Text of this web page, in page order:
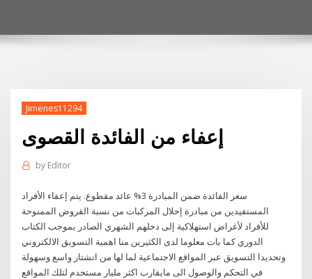
Jimenes11294
إعفاء من الفائدة القصوى
by Editor
سعر الفائدة ضمن المبادرة 3% عائد مقطوع. يتم إعفاء الأفراد
المستفيدين من مبادرة إحلال المركبات من نسبة القروض الممنوحة
للأفراد لأغراض استهلاكية إلى دخلهم الشهري الصادر بموجب الكتاب
الدوري كما بات معلوما لدى الكثيرين منا اهمية التسويق الالكتروني
وتحديدا التسويق عبر المواقع الاجتماعية لما لها من انشتار واسع وسهولة
في التحكم والوصول الى مايقارب اكثر مليار مستخدم لتلك المواقع